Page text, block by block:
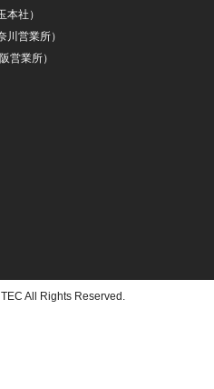
社）
営業所）
営業所）
All Rights Reserved.